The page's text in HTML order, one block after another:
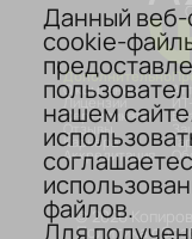
Дополнительно
О компании
Лицензии
Сертификаты
Отзывы
Карьера
Аккредитация
© 2026
Политика
Данный веб-
cookie-
нашем
файлов.
Для